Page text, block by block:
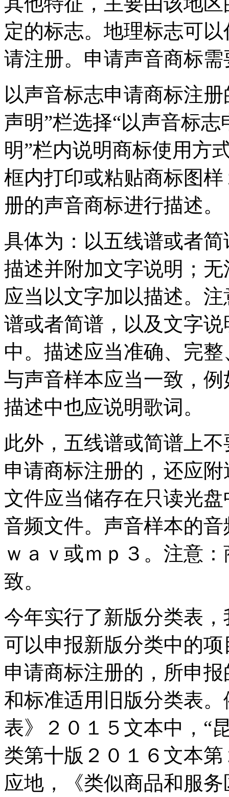
定的标志。地理标志可
请注册。申请声音商标
以声音标志申请商标注
声明”栏选择“以声音标
明”栏内说明商标使用方
框内打印或粘贴商标图
册的声音商标进行描述。
具体为：以五线谱或者
描述并附加文字说明；
应当以文字加以描述。
谱或者简谱，以及文字
中。描述应当准确、完
与声音样本应当一致，
描述中也应说明歌词。
此外，五线谱或简谱上
申请商标注册的，还应
文件应当储存在只读光
音频文件。声音样本的
ｗａｖ或ｍｐ３。注意
致。
今年实行了新版分类表
可以申报新版分类中的
申请商标注册的，所申
和标准适用旧版分类表
表》２０１５文本中，“
类第十版２０１６文本
应地，《类似商品和服